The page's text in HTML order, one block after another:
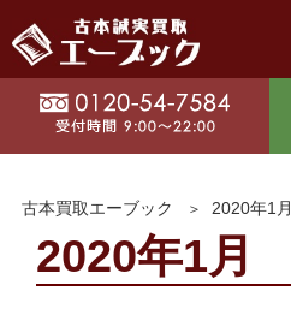
古本買取エーブック 2020年1月
2020年1月